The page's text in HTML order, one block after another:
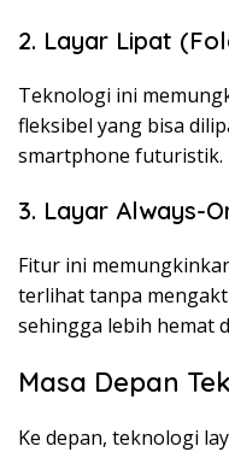
2. Layar Lipat
Teknologi ini
fleksibel yang bisa
smartphone futuristik.
3. Layar Always-
Fitur ini
terlihat tanpa
sehingga lebih hemat
Masa Depan
Ke depan, teknologi